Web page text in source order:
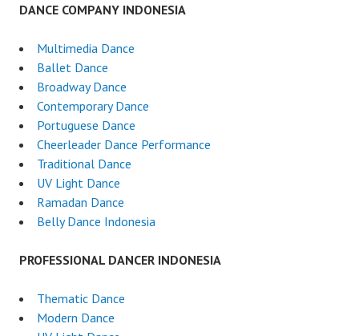
DANCE COMPANY INDONESIA
Multimedia Dance
Ballet Dance
Broadway Dance
Contemporary Dance
Portuguese Dance
Cheerleader Dance Performance
Traditional Dance
UV Light Dance
Ramadan Dance
Belly Dance Indonesia
PROFESSIONAL DANCER INDONESIA
Thematic Dance
Modern Dance